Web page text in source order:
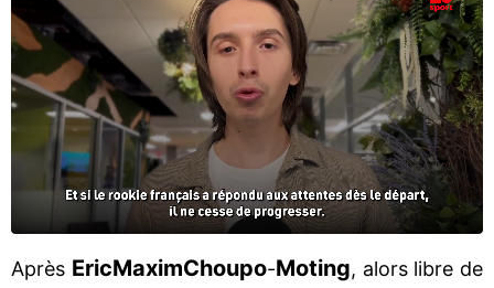
Après EricMaximChoupo-Moting, alors libre de